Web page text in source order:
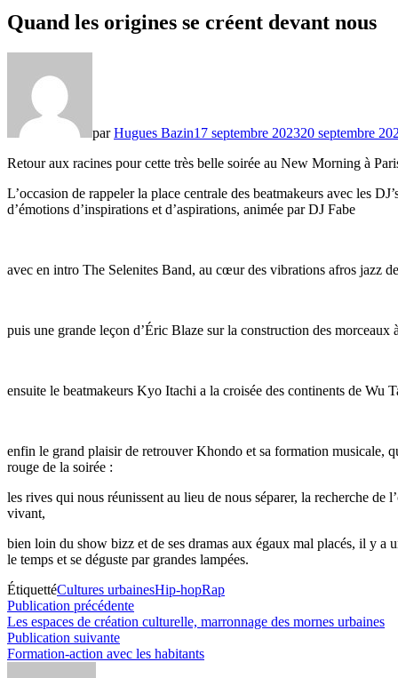
Quand les origines se créent devant nous
parHugues Bazin17 septembre 202320 septembre
Retour aux racines pour cette très belle soirée au New Morning à
L’occasion de rappeler la place centrale des beatmakeurs avec les
d’émotions d’inspirations et d’aspirations, animée par DJ Fabe
avec en intro The Selenites Band, au cœur des vibrations afros jazz
puis une grande leçon d’Éric Blaze sur la construction des
ensuite le beatmakeurs Kyo Itachi a la croisée des continents de Wu
enfin le grand plaisir de retrouver Khondo et sa formation musicale,
rouge de la soirée :
les rives qui nous réunissent au lieu de nous séparer, la recherche
vivant,
bien loin du show bizz et de ses dramas aux égaux mal placés, il y a
le temps et se déguste par grandes lampées.
ÉtiquettéCultures urbainesHip-hopRap
Navigation
de
l’article
Publication précédentePublication
précédente :
Les espaces de création culturelle, marronnage des mornes urbaines
Publication suivantePublication
suivante :
Formation-action avec les habitants